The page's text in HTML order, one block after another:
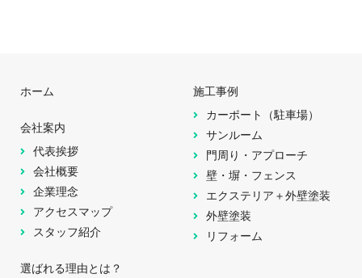
ホーム
会社案内
代表挨拶
会社概要
企業理念
アクセスマップ
スタッフ紹介
選ばれる理由とは？
施工事例
カーポート（駐車場）
サンルーム
門周り・アプローチ
壁・塀・フェンス
エクステリア＋外壁塗装
外壁塗装
リフォーム